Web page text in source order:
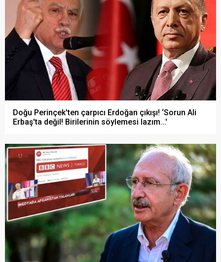
Doğu Perinçek'ten çarpıcı Erdoğan çıkışı! ‘Sorun Ali
Erbaş'ta değil! Birilerinin söylemesi lazım...'